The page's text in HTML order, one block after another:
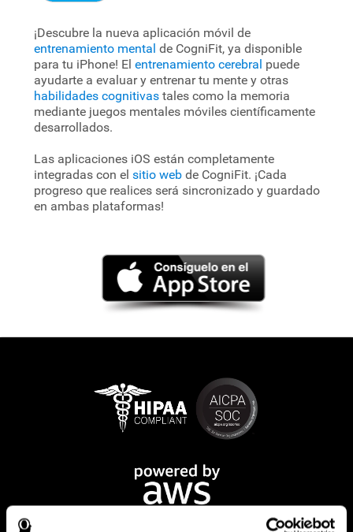
¡Descubre la nueva aplicación móvil de
entrenamiento mental de CogniFit, ya disponible
para tu iPhone! El entrenamiento cerebral puede
ayudarte a evaluar y entrenar tu mente y otras
habilidades cognitivastales como la memoria
mediante juegos mentales móviles científicamente
desarrollados.
Las aplicaciones iOS están completamente
integradas con el sitio webde CogniFit. ¡Cada
progreso que realices será sincronizado y guardado
en ambas plataformas!